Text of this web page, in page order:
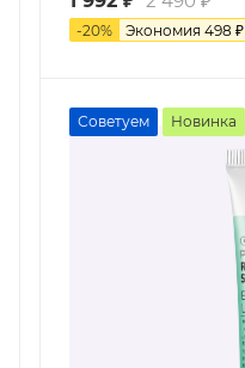
-20% Экономия 498 ₽
Советуем Новинка